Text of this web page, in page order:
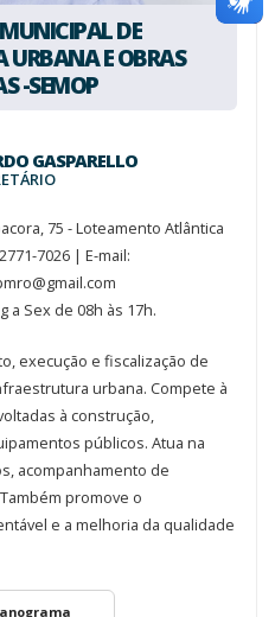
DE
URBANA E OBRAS
-SEMOP
GASPARELLO
75 - Loteamento Atlântica
7026 | E-mail:
a Sex de 08h às 17h.
execução e fiscalização de
urbana. Compete à
à construção,
públicos. Atua na
acompanhamento de
promove o
e a melhoria da qualidade